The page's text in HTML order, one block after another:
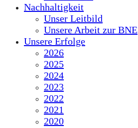
Nachhaltigkeit
Unser Leitbild
Unsere Arbeit zur BNE
Unsere Erfolge
2026
2025
2024
2023
2022
2021
2020